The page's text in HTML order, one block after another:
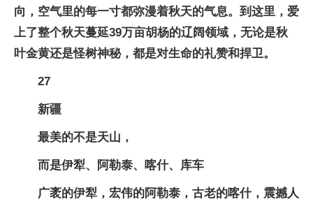
向，空气里的每一寸都弥漫着秋天的气息。到这里，爱
上了整个秋天蔓延39万亩胡杨的辽阔领域，无论是秋
叶金黄还是怪树神秘，都是对生命的礼赞和捍卫。
27
新疆
最美的不是天山，
而是伊犁、阿勒泰、喀什、库车
广袤的伊犁，宏伟的阿勒泰，古老的喀什，震撼人